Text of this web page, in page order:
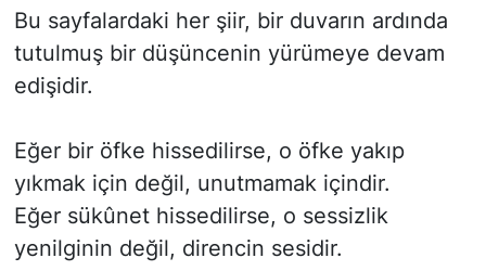
Bu sayfalardaki her şiir, bir duvarın ardında
tutulmuş bir düşüncenin yürümeye devam
edişidir.
Eğer bir öfke hissedilirse, o öfke yakıp
yıkmak için değil, unutmamak içindir.
Eğer sükûnet hissedilirse, o sessizlik
yenilginin değil, direncin sesidir.